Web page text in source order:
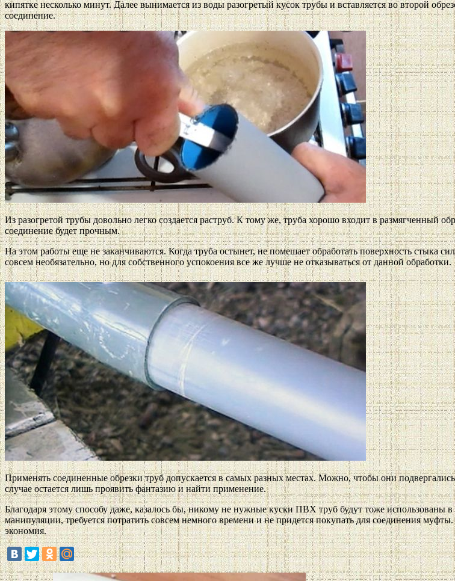
кипятке несколько минут. Далее вынимается из воды разогретый кусок трубы и вставляется во второй
соединение.
Из разогретой трубы довольно легко создается раструб. К тому же, труба хорошо входит в размягченный
соединение будет прочным.
На этом работы еще не заканчиваются. Когда труба остынет, не помешает обработать поверхность стыка
совсем необязательно, но для собственного успокоения все же лучше не отказываться от данной обработки.
Применять соединенные обрезки труб допускается в самых разных местах. Можно, чтобы они
случае остается лишь проявить фантазию и найти применение.
Благодаря этому способу даже, казалось бы, никому не нужные куски ПВХ труб будут тоже использованы
манипуляции, требуется потратить совсем немного времени и не придется покупать для соединения
экономия.